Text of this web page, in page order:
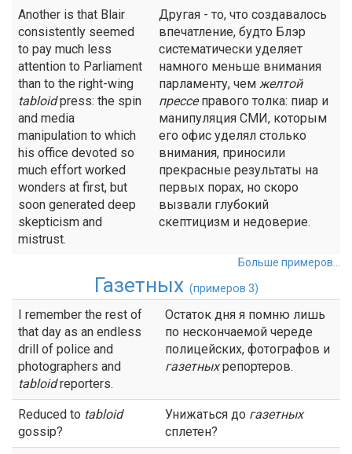
Another is that Blair
consistently seemed
to pay much less
attention to Parliament
than to the right-wing
tabloidpress: the spin
and media
manipulation to which
his office devoted so
much effort worked
wonders at first, but
soon generated deep
skepticism and
mistrust.
Другая - то, что создавалось
впечатление, будто Блэр
систематически уделяет
намного меньше внимания
парламенту, чем желтой
прессеправого толка: пиар и
манипуляция СМИ, которым
его офис уделял столько
внимания, приносили
прекрасные результаты на
первых порах, но скоро
вызвали глубокий
скептицизм и недоверие.
Больше примеров...
Газетных (примеров 3)
I remember the rest of
that day as an endless
drill of police and
photographers and
tabloidreporters.
Остаток дня я помню лишь
по нескончаемой череде
полицейских, фотографов и
газетныхрепортеров.
Reduced to tabloid
gossip?
Унижаться до газетных
сплетен?